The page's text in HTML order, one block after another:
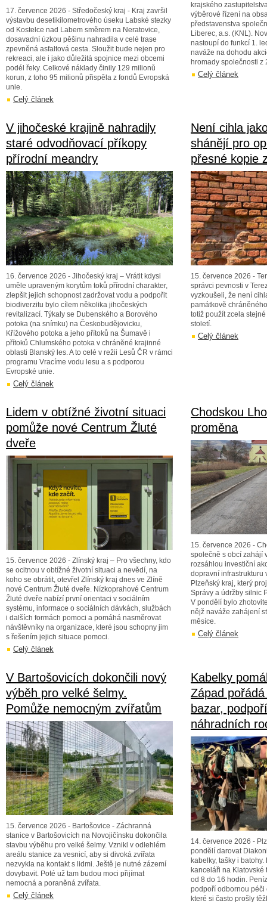
17. července 2026 - Středočeský kraj - Kraj završil
výstavbu desetikilometrového úseku Labské stezky
od Kostelce nad Labem směrem na Neratovice,
dosavadní úzkou pěšinu nahradila v celé trase
zpevněná asfaltová cesta. Sloužit bude nejen pro
rekreaci, ale i jako důležitá spojnice mezi obcemi
podél řeky. Celkové náklady činily 129 milionů
korun, z toho 95 milionů přispěla z fondů Evropská
unie.
Celý článek
krajského
výběrové řízení na
představenstva
Liberec, a.s. (KNL).
nastoupí do funkcí 1.
naváže na dohodu
hromady společnosti z
Celý článek
V jihočeské krajině nahradily
staré odvodňovací příkopy
přírodní meandry
16. července 2026 - Jihočeský kraj – Vrátit kdysi
uměle upraveným korytům toků přírodní charakter,
zlepšit jejich schopnost zadržovat vodu a podpořit
biodiverzitu bylo cílem několika jihočeských
revitalizací. Týkaly se Dubenského a Borového
potoka (na snímku) na Českobudějovicku,
Křížového potoka a jeho přítoků na Šumavě i
přítoků Chlumského potoka v chráněné krajinné
oblasti Blanský les. A to celé v režii Lesů ČR v rámci
programu Vracíme vodu lesu a s podporou
Evropské unie.
Celý článek
Není cihla
shánějí pro
přesné kopie
15. července 2026 -
správci pevnosti v
vyzkoušeli, že není
památkově
totiž použít zcela
století.
Celý článek
Lidem v obtížné životní situaci
pomůže nové Centrum Žluté
dveře
15. července 2026 - Zlínský kraj – Pro všechny, kdo
se ocitnou v obtížné životní situaci a nevědí, na
koho se obrátit, otevřel Zlínský kraj dnes ve Zlíně
nové Centrum Žluté dveře. Nízkoprahové Centrum
Žluté dveře nabízí první orientaci v sociálním
systému, informace o sociálních dávkách, službách
i dalších formách pomoci a pomáhá nasměrovat
návštěvníky na organizace, které jsou schopny jim
s řešením jejich situace pomoci.
Celý článek
Chodskou
proměna
15. července 2026 -
společně s obcí zahájí
rozsáhlou investiční
dopravní infrastrukturu
Plzeňský kraj, který
Správy a údržby silnic
V pondělí bylo
nějž naváže zahájení
měsíce.
Celý článek
V Bartošovicích dokončili nový
výběh pro velké šelmy.
Pomůže nemocným zvířatům
15. července 2026 - Bartošovice - Záchranná
stanice v Bartošovicích na Novojičínsku dokončila
stavbu výběhu pro velké šelmy. Vznikl v odlehlém
areálu stanice za vesnicí, aby si divoká zvířata
nezvykla na kontakt s lidmi. Ještě je nutné zázemí
dovybavit. Poté už tam budou moci přijímat
nemocná a poraněná zvířata.
Celý článek
Kabelky
Západ
bazar,
náhradních
14. července 2026 -
pondělí darovat
kabelky, tašky i
kanceláři na
od 8 do 16 hodin.
podpoří odbornou péči
které si často prošly